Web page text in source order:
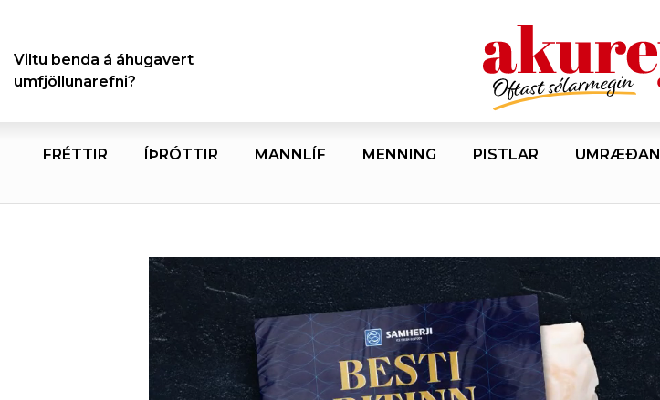
Viltu benda á áhugavert
umfjöllunarefni?
FRÉTTIR ÍÞRÓTTIR MANNLÍF MENNING PISTLAR UMRÆÐAN